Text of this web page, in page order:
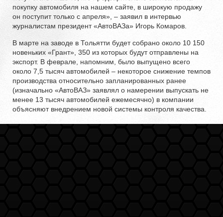
покупку автомобиля на нашем сайте, в широкую продажу
он поступит только с апреля», – заявил в интервью
журналистам президент «АвтоВАЗа» Игорь Комаров.
В марте на заводе в Тольятти будет собрано около 10 150
новеньких «Грант», 350 из которых будут отправлены на
экспорт. В феврале, напомним, было выпущено всего
около 7,5 тысяч автомобилей – некоторое снижение темпов
производства относительно запланированных ранее
(изначально «АвтоВАЗ» заявлял о намерении выпускать не
менее 13 тысяч автомобилей ежемесячно) в компании
объясняют внедрением новой системы контроля качества.